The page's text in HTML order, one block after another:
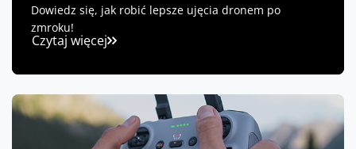
Dowiedz się, jak robić lepsze ujęcia dronem po
zmroku!
Czytaj więcej